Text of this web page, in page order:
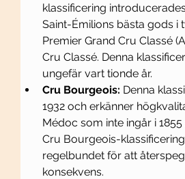
klassificering
Saint-Émilions bästa gods i
Premier Grand Cru Classé
Cru Classé. Denna
ungefär vart tionde år.
Cru Bourgeois: Denna
1932 och erkänner
Médoc som inte ingår i
Cru Bourgeois-
regelbundet för att
konsekvens.